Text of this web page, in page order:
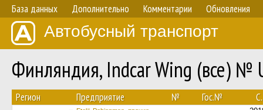
База данных Дополнительно Комментарии Обновления
Автобусный транспорт
Финляндия, Indcar Wing (все) №
Регион Предприятие № Гос.№